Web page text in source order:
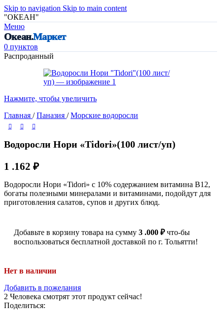
Skip to navigation Skip to main content
"ОКЕАН"
Меню
Океан.Маркет
0 пунктов
Распроданный
Нажмите, чтобы увеличить
Главная / Паназия / Морские водоросли
Водоросли Нори «Tidori»(100 лист/уп)
1 .162 ₽
Водоросли Нори «Tidori» с 10% содержанием витамина B12,
богаты полезными минералами и витаминами, подойдут для
приготовления салатов, супов и других блюд.
Добавьте в корзину товара на сумму 3 .000 ₽что-бы
воспользоваться бесплатной доставкой по г. Тольятти!
Нет в наличии
Добавить в пожелания
2 Человека смотрят этот продукт сейчас!
Поделиться: